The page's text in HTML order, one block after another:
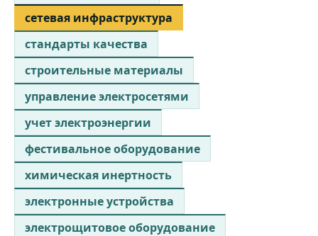
сетевая инфраструктура
стандарты качества
строительные материалы
управление электросетями
учет электроэнергии
фестивальное оборудование
химическая инертность
электронные устройства
электрощитовое оборудование